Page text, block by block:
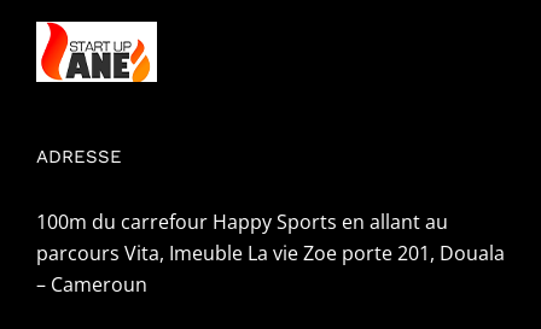
ADRESSE
100m du carrefour Happy Sports en allant au
parcours Vita, Imeuble La vie Zoe porte 201, Douala
– Cameroun